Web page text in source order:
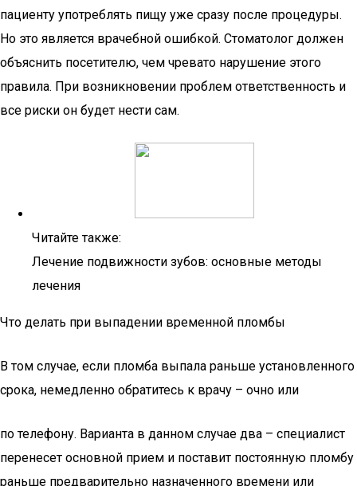
пациенту употреблять пищу уже сразу после процедуры.
Но это является врачебной ошибкой. Стоматолог должен
объяснить посетителю, чем чревато нарушение этого
правила. При возникновении проблем ответственность и
все риски он будет нести сам.
Читайте также:
Лечение подвижности зубов: основные методы
лечения
Что делать при выпадении временной пломбы
В том случае, если пломба выпала раньше установленного
срока, немедленно обратитесь к врачу – очно или
по телефону. Варианта в данном случае два – специалист
перенесет основной прием и поставит постоянную пломбу
раньше предварительно назначенного времени или